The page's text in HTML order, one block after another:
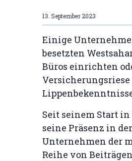
13. September 2023
Einige
besetzten
Büros einrichten
Seit seinem Start
seine Präsenz in
Unternehmen der
Reihe von